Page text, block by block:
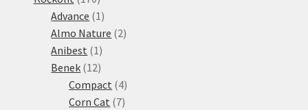
produktů
Advance 1 1
produkt
Almo Nature 22
Anibest 1 1
produkt
Benek 1212
produktů
Compact 44
produkty
Corn Cat 77